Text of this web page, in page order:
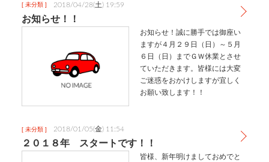
[ 未分類 ] 2018/04/28(土) 19:59
お知らせ！！
お知らせ！誠に勝手では御座い
ますが４月２９日（日）～５月
６日（日）までＧＷ休業とさせ
ていただきます。皆様には大変
ご迷惑をおかけしますが宜しく
お願い致します！！
[ 未分類 ] 2018/01/05(金) 11:54
２０１８年 スタートです！！
皆様、新年明けましておめでと